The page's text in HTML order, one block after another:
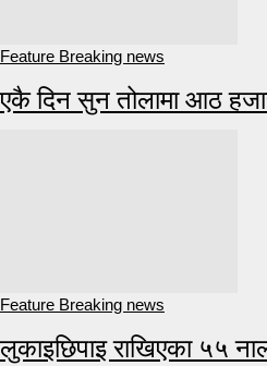
Feature Breaking news
एकै दिन सुन तोलामा आठ
Feature Breaking news
लुकाइछिपाइ राखिएका ५५